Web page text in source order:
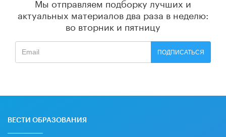
актуальных материалов два раза в неделю:
во вторник и пятницу
ПОДПИСАТЬСЯ
ВЕСТИ ОБРАЗОВАНИЯ